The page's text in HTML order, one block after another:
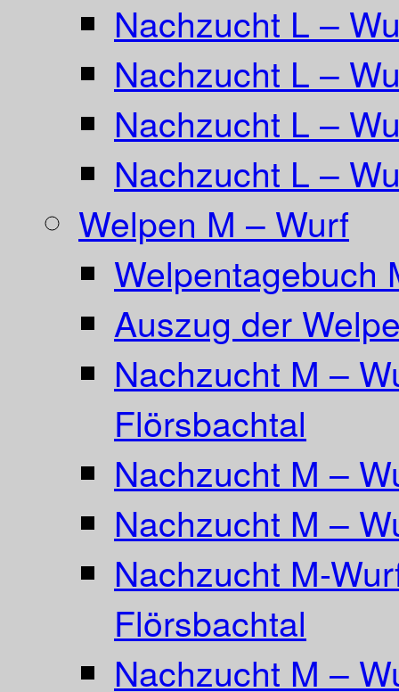
Nachzucht L –
Nachzucht L –
Nachzucht L –
Nachzucht L –
Welpen M – Wurf
Welpentagebuch
Auszug der
Nachzucht M –
Flörsbachtal
Nachzucht M –
Nachzucht M –
Nachzucht M-
Flörsbachtal
Nachzucht M –